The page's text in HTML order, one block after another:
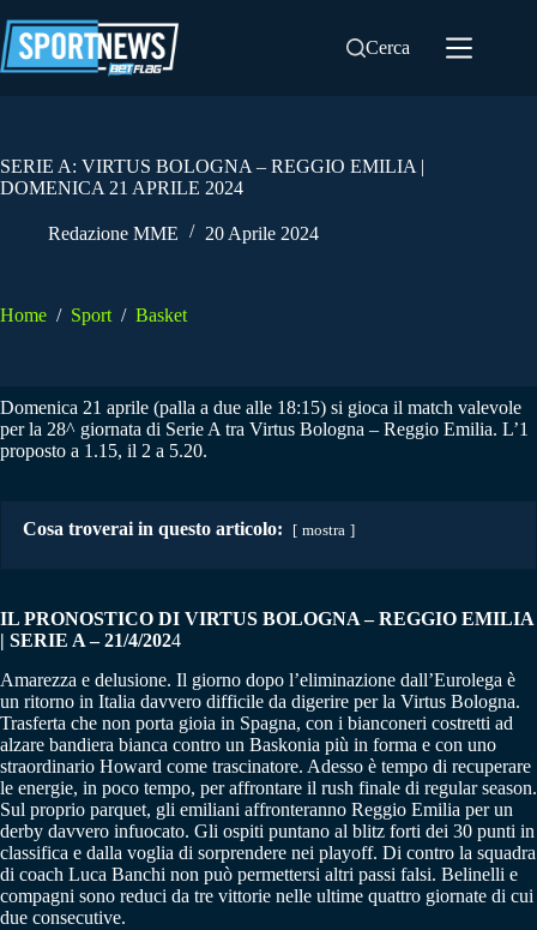
al
contenuto
Cerca
SERIE A: VIRTUS BOLOGNA – REGGIO EMILIA |
DOMENICA 21 APRILE 2024
Redazione MME 20 Aprile 2024
Home / Sport / Basket
Domenica 21 aprile (palla a due alle 18:15) si gioca il match valevole
per la 28^ giornata di Serie A tra Virtus Bologna – Reggio Emilia. L’1
proposto a 1.15, il 2 a 5.20.
Cosa troverai in questo articolo: mostra
IL PRONOSTICO DI VIRTUS BOLOGNA – REGGIO EMILIA
| SERIE A – 21/4/2024
Amarezza e delusione. Il giorno dopo l’eliminazione dall’Eurolega è
un ritorno in Italia davvero difficile da digerire per la Virtus Bologna.
Trasferta che non porta gioia in Spagna, con i bianconeri costretti ad
alzare bandiera bianca contro un Baskonia più in forma e con uno
straordinario Howard come trascinatore. Adesso è tempo di recuperare
le energie, in poco tempo, per affrontare il rush finale di regular season.
Sul proprio parquet, gli emiliani affronteranno Reggio Emilia per un
derby davvero infuocato. Gli ospiti puntano al blitz forti dei 30 punti in
classifica e dalla voglia di sorprendere nei playoff. Di contro la squadra
di coach Luca Banchi non può permettersi altri passi falsi. Belinelli e
compagni sono reduci da tre vittorie nelle ultime quattro giornate di cui
due consecutive.